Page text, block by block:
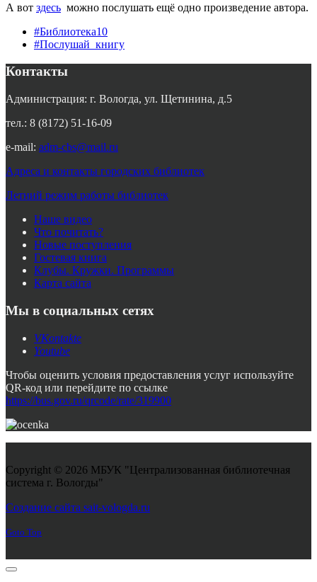
А вот здесь можно послушать ещё одно произведение автора.
#Библиотека10
#Послушай_книгу
Контакты
Администрация: г. Вологда, ул. Щетинина, д.5
тел.: 8 (8172) 51-16-09
e-mail: adm-cbs@mail.ru
Адреса и контакты городских библиотек
Летний режим работы библиотек
Наше видео
Что почитать?
Новые поступления
Гостевая книга
Клубы. Кружки. Программы
Карта сайта
Мы в социальных сетях
VKontakte
Youtube
Чтобы оценить условия предоставления услуг используйте
QR-код или перейдите по ссылке
https://bus.gov.ru/qrcode/rate/319900
Copyright © 2026 МБУК "Централизованная библиотечная
система г. Вологды"
Создание сайта sait-vologda.ru
Goto Top